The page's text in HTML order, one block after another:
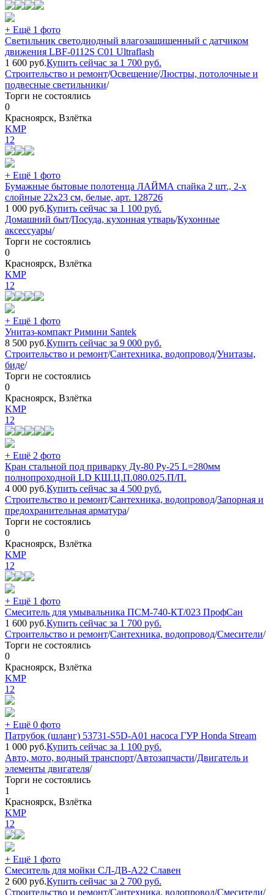
+ Ещё 1 фото
Светильник светодиодный влагозащищенный с датчиком
движения LBF-0112S C01 Ultraflash
1 600 руб.Купить сейчас за 1 700 руб.
Строительство и ремонт/Освещение/Люстры, потолочные и
подвесные светильники/
Торги не состоялись
0
Красноярск, Взлётка
KMP
12
+ Ещё 1 фото
Бумажные бытовые полотенца ЛАЙМА спайка 2 шт., 2-х
слойные 22х23 см, белые, арт. 128726
1 000 руб.Купить сейчас за 1 100 руб.
Домашний быт/Посуда, кухонная утварь/Кухонные
аксессуары/
Торги не состоялись
0
Красноярск, Взлётка
KMP
12
+ Ещё 1 фото
Унитаз-компакт Римини Santek
8 500 руб.Купить сейчас за 9 000 руб.
Строительство и ремонт/Сантехника, водопровод/Унитазы,
биде/
Торги не состоялись
0
Красноярск, Взлётка
KMP
12
+ Ещё 2 фото
Кран стальной под приварку Ду-80 Ру-25 L=280мм
полнопроходной LD КШ.Ц.П.080.025.П/П.
4 000 руб.Купить сейчас за 4 500 руб.
Строительство и ремонт/Сантехника, водопровод/Запорная и
предохранительная арматура/
Торги не состоялись
0
Красноярск, Взлётка
KMP
12
+ Ещё 1 фото
Смеситель для умывальника ПСМ-740-КТ/023 ПрофСан
1 600 руб.Купить сейчас за 1 700 руб.
Строительство и ремонт/Сантехника, водопровод/Смесители/
Торги не состоялись
0
Красноярск, Взлётка
KMP
12
+ Ещё 0 фото
Патрубок (шланг) 53731-S5D-A01 насоса ГУР Honda Stream
1 000 руб.Купить сейчас за 1 100 руб.
Авто, мото, водный транспорт/Автозапчасти/Двигатель и
элементы двигателя/
Торги не состоялись
1
Красноярск, Взлётка
KMP
12
+ Ещё 1 фото
Смеситель для мойки СЛ-ДВ-А22 Славен
2 600 руб.Купить сейчас за 2 700 руб.
Строительство и ремонт/Сантехника, водопровод/Смесители/